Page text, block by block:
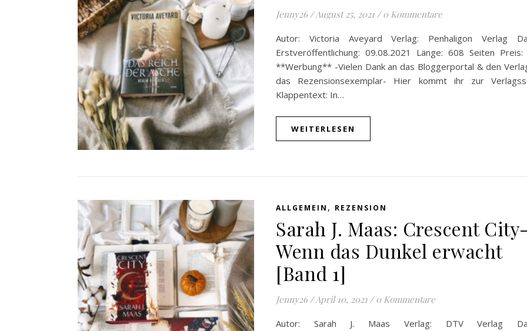
Jenny26 /August 25, 2021 / 0 Kommentare
Autor: Victoria Aveyard Verlag: Penhaligon Verlag
Erstveröffentlichung: 09.08.2021 Länge: 608 Seiten
**Werbung** -Vielen Dank an das Bloggerportal & den
das Rezensionsexemplar- Hier kommt ihr zur
Klappentext: In…
WEITERLESEN
ALLGEMEIN , REZENSION
Sarah J. Maas: Crescent City-
Wenn das Dunkel erwacht
[Band 1]
Jenny26 /April 10, 2021 / 0 Kommentare
Autor: Sarah J. Maas Verlag: DTV Verlag